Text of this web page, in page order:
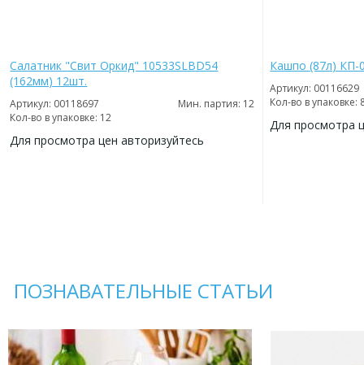
Салатник "Свит Оркид" 10533SLBD54
(162мм) 12шт.
Артикул: 00118697
Мин. партия: 12
Кол-во в упаковке: 12
Для просмотра цен авторизуйтесь
Кашпо (87л) КП-
Артикул: 00116629
Кол-во в упаковке:
Для просмотра
ПОЗНАВАТЕЛЬНЫЕ СТАТЬИ